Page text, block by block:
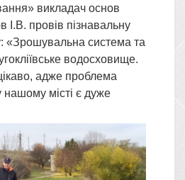
викладач основ
І.В. провів пізнавальну
«Зрошувальна система та
водосховище.
адже проблема
нашому місті є дуже